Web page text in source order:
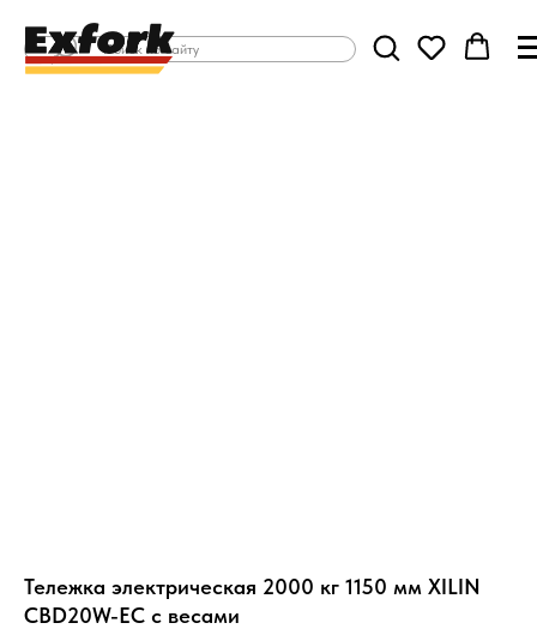
Тележка электрическая 2000 кг 1150 мм XILIN
CBD20W-EC с весами